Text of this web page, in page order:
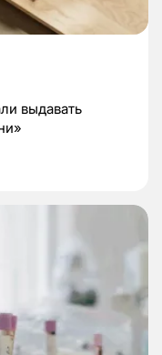
выдавать